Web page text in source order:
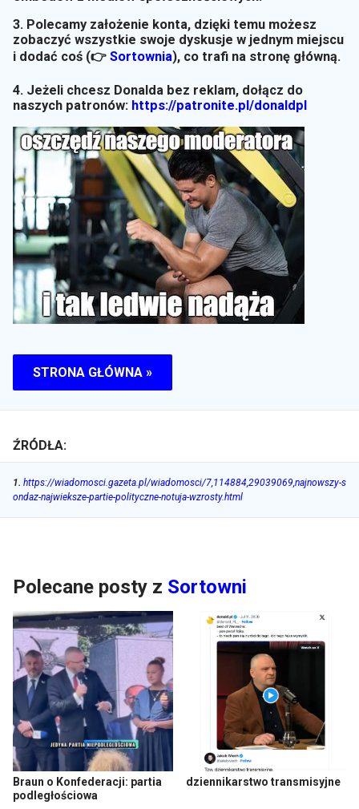
3. Polecamy założenie konta, dzięki temu możesz
zobaczyć wszystkie swoje dyskusje w jednym miejscu
i dodać coś (👉 Sortownia), co trafi na stronę główną.
4. Jeżeli chcesz Donalda bez reklam, dołącz do
naszych patronów: https://patronite.pl/donaldpl
STRONA GŁÓWNA »
ŹRÓDŁA:
1. https://wiadomosci.gazeta.pl/wiadomosci/7,114884,29039069,najnowszy-s
ondaz-najwieksze-partie-polityczne-notuja-wzrosty.html
Polecane posty z Sortowni
Braun o Konfederacji: partia
podległościowa
dziennikarstwo transmisyjne